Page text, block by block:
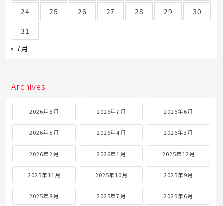
24 25 26 27 28 29
30
31
« 7月
Archives
2026年8月 2026年7月 2026年6月
2026年5月 2026年4月 2026年3月
2026年2月 2026年1月 2025年12月
2025年11月 2025年10月 2025年9月
2025年8月 2025年7月 2025年6月